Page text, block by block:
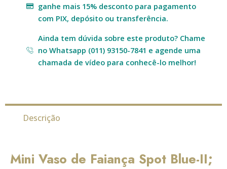
ganhe mais 15% desconto para pagamento
com PIX, depósito ou transferência.
Ainda tem dúvida sobre este produto? Chame
no Whatsapp (011) 93150-7841 e agende uma
chamada de vídeo para conhecê-lo melhor!
Descrição
Mini Vaso de Faiança Spot Blue-II;